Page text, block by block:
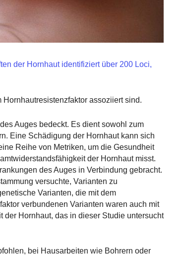
der Hornhaut identifiziert über 200 Loci,
assoziiert sind.
Auges bedeckt. Es dient sowohl zum
Eine Schädigung der Hornhaut kann sich
Reihe von Metriken, um die Gesundheit
der Hornhaut misst.
des Auges in Verbindung gebracht.
versuchte, Varianten zu
Varianten, die mit dem
verbundenen Varianten waren auch mit
Hornhaut, das in dieser Studie untersucht
bei Hausarbeiten wie Bohrern oder